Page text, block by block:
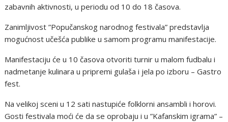
zabavnih aktivnosti, u periodu od 10 do 18 časova.
Zanimljivost ”Popučanskog narodnog festivala” predstavlja
mogućnost učešća publike u samom programu manifestacije.
Manifestaciju će u 10 časova otvoriti turnir u malom fudbalu i
nadmetanje kulinara u pripremi gulaša i jela po izboru – Gastro
fest.
Na velikoj sceni u 12 sati nastupiće folklorni ansambli i horovi.
Gosti festivala moći će da se oprobaju i u ”Kafanskim igrama” –